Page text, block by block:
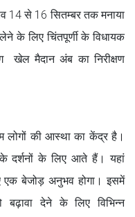
14 से 16 सितम्बर तक मनाया
के लिए चिंतपूर्णी के विधायक
खेल मैदान अंब का निरीक्षण
लोगों की आस्था का केंद्र है।
के दर्शनों के लिए आते हैं। यहां
एक बेजोड़ अनुभव होगा। इसमें
बढ़ावा देने के लिए विभिन्न